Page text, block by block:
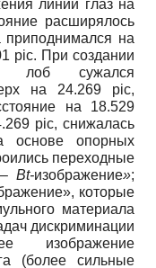
линии глаз на
расширялось
на
pic. При создании
сужался
на 24.269 pic,
на 18.529
pic, снижалась
опорных
переходные
Bt-изображение»;
которые
материала
дискриминации
изображение
(более сильные